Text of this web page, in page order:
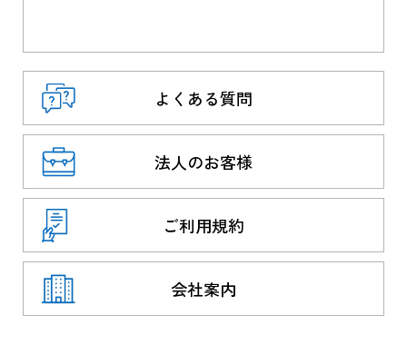
よくある質問
法人のお客様
ご利用規約
会社案内